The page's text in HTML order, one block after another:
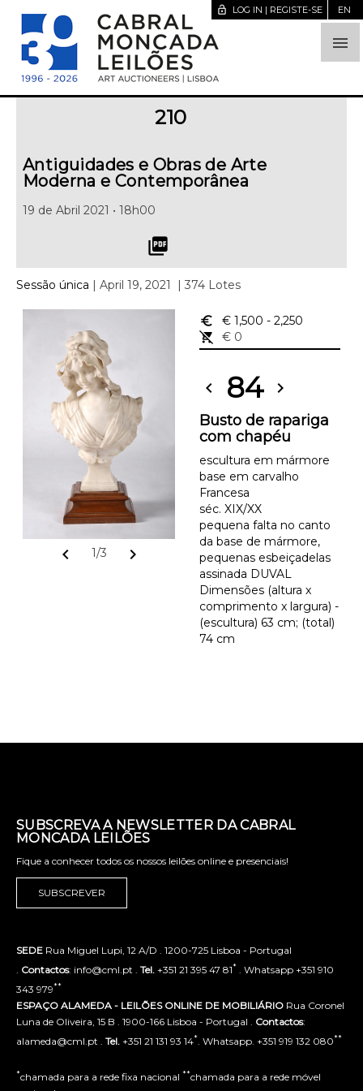

lock_open LOG IN | REGISTE-SE EN
210
Antiguidades e Obras de Arte
Moderna e Contemporânea
19 de Abril 2021 • 18h00
picture_as_pdf
Sessão única | April 19, 2021 | 374 Lotes
chevron_left 1/3 chevron_right
euro_symbol € 1,500 - 2,250
remove_shopping_cart
€ 0
chevron_left 84 chevron_right
Busto de rapariga
com chapéu
escultura em mármore
base em carvalho
Francesa
séc. XIX/XX
pequena falta no canto
da base de mármore,
pequenas esbeiçadelas
assinada DUVAL
Dimensões (altura x
comprimento x largura) -
(escultura) 63 cm; (total)
74 cm
SUBSCREVA A NEWSLETTER DA CABRAL
MONCADA LEILÕES
Fique a conhecer todos os nossos leilões online e presenciais!
SUBSCREVER
SEDE Rua Miguel Lupi, 12 A/D . 1200-725 Lisboa - Portugal
Contactos: info@cml.pt . Tel. +351 21 395 47 81* . Whatsapp +351 910
343 979**
ESPAÇO ALAMEDA - LEILÕES ONLINE DE MOBILIÁRIO Rua Coronel
Luna de Oliveira, 15 B . 1900-166 Lisboa - Portugal . Contactos:
alameda@cml.pt . Tel. +351 21 131 93 14* . Whatsapp. +351 919 132 080**
*chamada para a rede fixa nacional **chamada para a rede móvel